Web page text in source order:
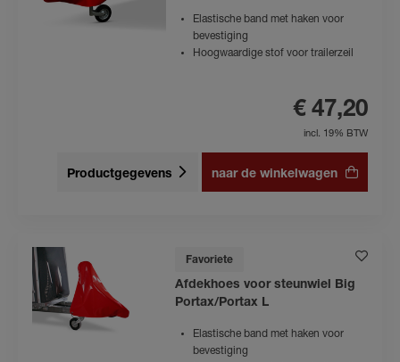
Elastische band met haken voor
bevestiging
Hoogwaardige stof voor trailerzeil
€ 47,20
incl. 19% BTW
Productgegevens naar de winkelwagen
Favoriete
Afdekhoes voor steunwiel Big
Portax/Portax L
Elastische band met haken voor
bevestiging